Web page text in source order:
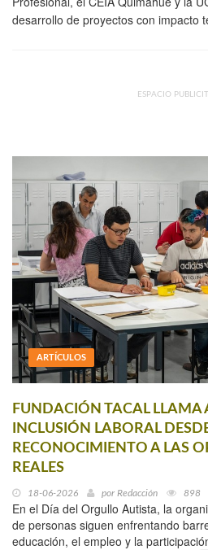
desarrollo de proyectos con impacto
ESPACIO
ARTÍCULOS
FUNDACIÓN TACAL LLAMA
INCLUSIÓN LABORAL
RECONOCIMIENTO A LAS
REALES
18-06-2026 por Redacción 898
En el Día del Orgullo Autista, la
de personas siguen enfrentando
educación, el empleo y la